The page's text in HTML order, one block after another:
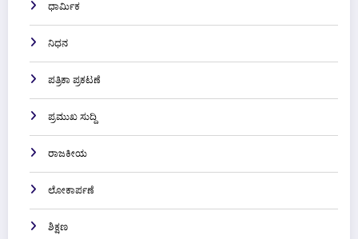
ಧಾರ್ಮಿಕ
ನಿಧನ
ಪತ್ರಿಕಾ ಪ್ರಕಟಣೆ
ಪ್ರಮುಖ ಸುದ್ದಿ
ರಾಜಕೀಯ
ಲೋಕಾರ್ಪಣೆ
ಶಿಕ್ಷಣ